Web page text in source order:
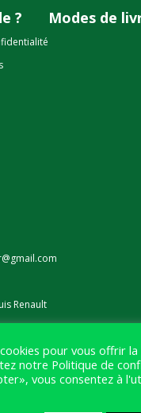
? Modes de
Renault
pour vous offrir la
notre Politique de
vous consentez à